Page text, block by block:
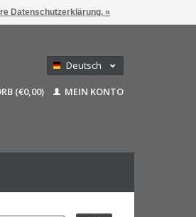
Deutsch
Français
(€0,00) MEIN KONTO
Datenschutzerklärung. »